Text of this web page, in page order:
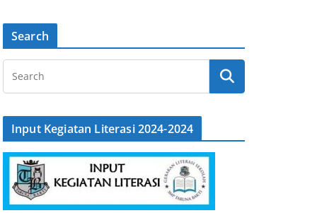
Search
Input Kegiatan Literasi 2024-2024